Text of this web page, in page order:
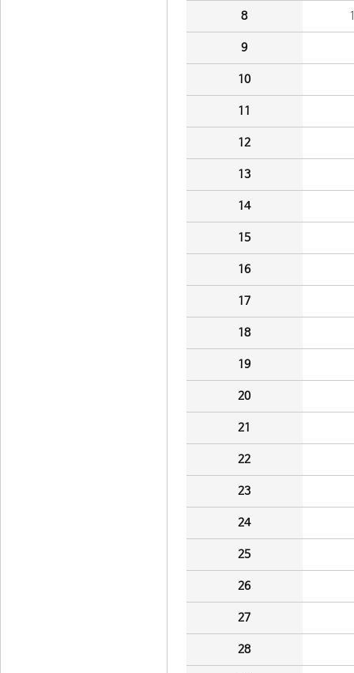
8
9
10
11
12
13
14
15
16
17
18
19
20
21
22
23
24
25
26
27
28